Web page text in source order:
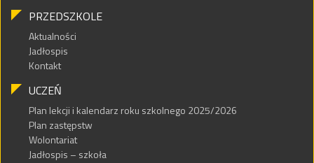
PRZEDSZKOLE
Aktualności
Jadłospis
Kontakt
UCZEŃ
Plan lekcji i kalendarz roku szkolnego 2025/2026
Plan zastępstw
Wolontariat
Jadłospis – szkoła